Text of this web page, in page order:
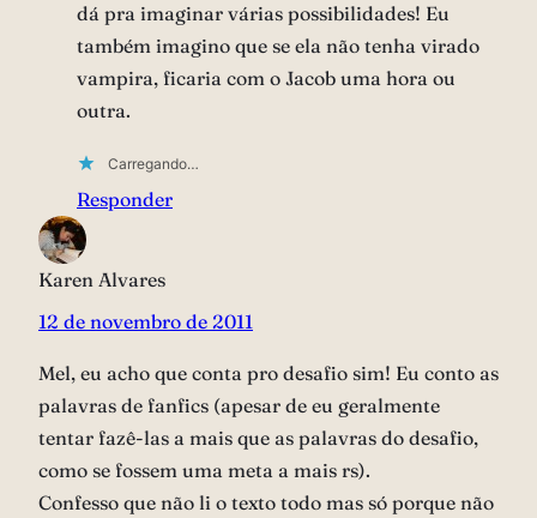
dá pra imaginar várias possibilidades! Eu
também imagino que se ela não tenha virado
vampira, ficaria com o Jacob uma hora ou
outra.
Carregando…
Responder
Karen Alvares
12 de novembro de 2011
Mel, eu acho que conta pro desafio sim! Eu conto as
palavras de fanfics (apesar de eu geralmente
tentar fazê-las a mais que as palavras do desafio,
como se fossem uma meta a mais rs).
Confesso que não li o texto todo mas só porque não